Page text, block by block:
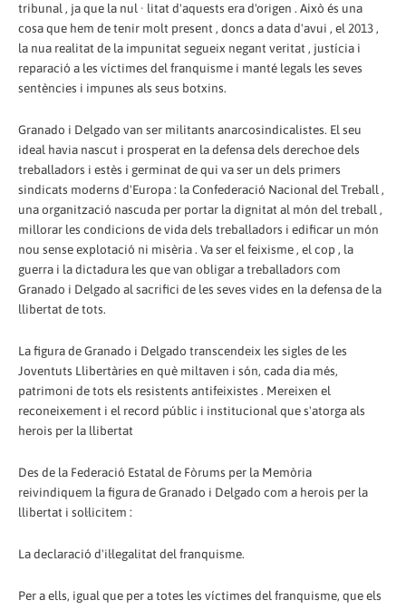
tribunal , ja que la nul · litat d'aquests era d'origen . Això és una
cosa que hem de tenir molt present , doncs a data d'avui , el 2013 ,
la nua realitat de la impunitat segueix negant veritat , justícia i
reparació a les víctimes del franquisme i manté legals les seves
sentències i impunes als seus botxins.
Granado i Delgado van ser militants anarcosindicalistes. El seu
ideal havia nascut i prosperat en la defensa dels derechoe dels
treballadors i estès i germinat de qui va ser un dels primers
sindicats moderns d'Europa : la Confederació Nacional del Treball ,
una organització nascuda per portar la dignitat al món del treball ,
millorar les condicions de vida dels treballadors i edificar un món
nou sense explotació ni misèria . Va ser el feixisme , el cop , la
guerra i la dictadura les que van obligar a treballadors com
Granado i Delgado al sacrifici de les seves vides en la defensa de la
llibertat de tots.
La figura de Granado i Delgado transcendeix les sigles de les
Joventuts Llibertàries en què miltaven i són, cada dia més,
patrimoni de tots els resistents antifeixistes . Mereixen el
reconeixement i el record públic i institucional que s'atorga als
herois per la llibertat
Des de la Federació Estatal de Fòrums per la Memòria
reivindiquem la figura de Granado i Delgado com a herois per la
llibertat i sol·licitem :
La declaració d'il·legalitat del franquisme.
Per a ells, igual que per a totes les víctimes del franquisme, que els